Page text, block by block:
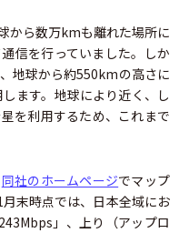
から数万kmも離れた場所に
信を行っていました。しか
地球から約550kmの高さに
ます。地球により近く、し
を利用するため、これまで
同社のホームページでマップ
末時点では、日本全域にお
」、上り（アップロ